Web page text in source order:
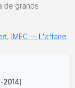
de grands
, IMEC — L'affaire
2014)